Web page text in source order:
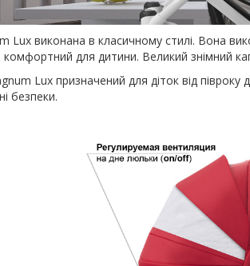
Lux виконана в класичному стилі. Вона
комфортний для дитини. Великий знімний
Lux призначений для діток від
безпеки.